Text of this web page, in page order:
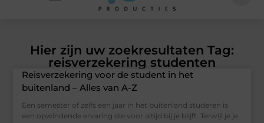
Hier zijn uw zoekresultaten Tag:
reisverzekering studenten
Reisverzekering voor de student in het
buitenland – Alles van A-Z
Een semester of zelfs een jaar in het buitenland studeren is
een opwindende ervaring die voor altijd bij je blijft. Terwijl je je